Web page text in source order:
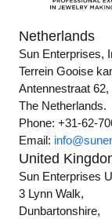
Netherlands
Sun Enterprises,
Terrein Gooise
Antennestraat
The Netherlands.
Phone: +31-62-
Email:
United
Sun Enterprises
3 Lynn Walk,
Dunbartonshire,